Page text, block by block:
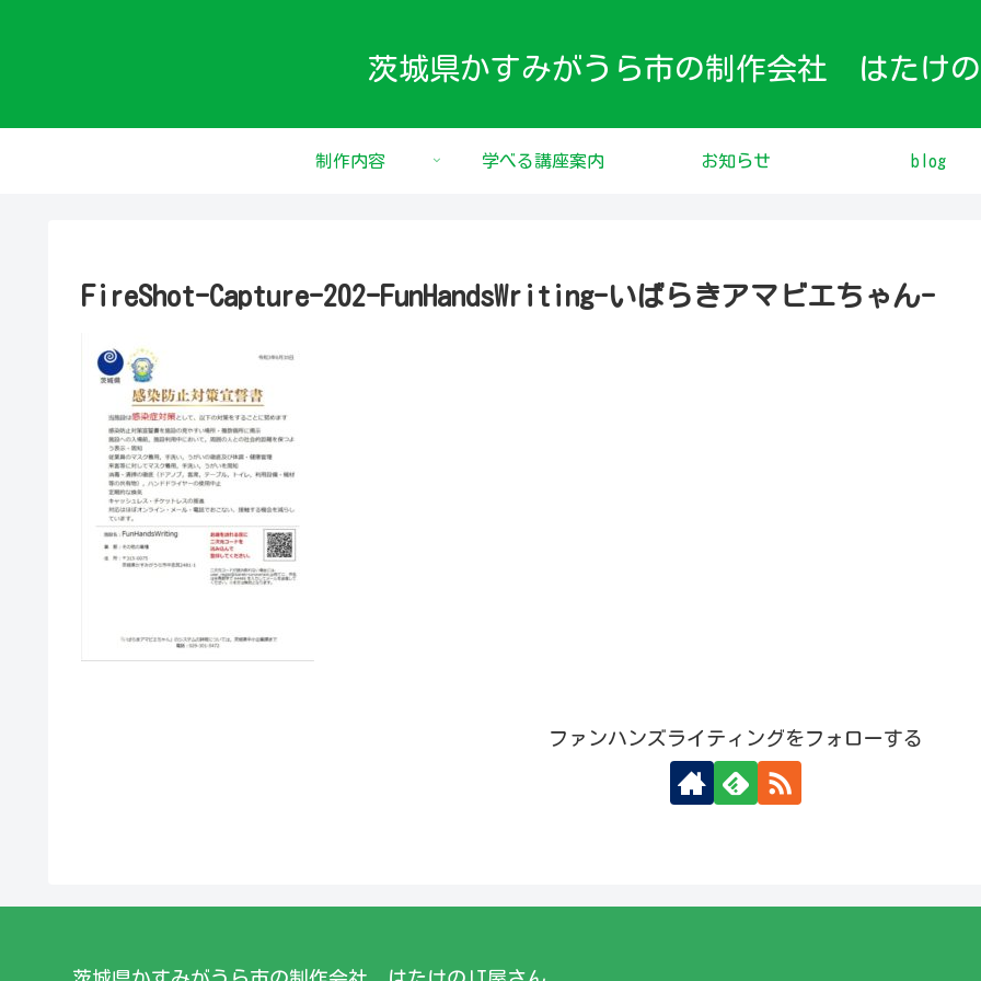
茨城県かすみがうら市の制作会社 はたけ
制作内容 学べる講座案内 お知らせ blog
FireShot-Capture-202-FunHandsWriting-いばらきアマビエちゃん-
ファンハンズライティングをフォローする